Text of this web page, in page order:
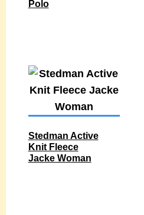
Polo
Stedman Active
Knit Fleece
Jacke Woman